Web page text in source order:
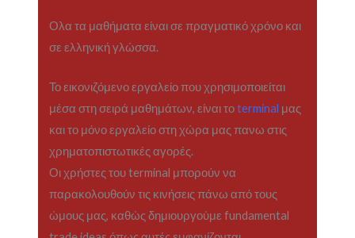
Ολα τα μαθήματα είναι σε πραγματικό χρόνο και
σε ελληνική γλώσσα.
Το εικονιζόμενο εργαλείο που χρησιμοποιείται
μέσα στη σειρά μαθημάτων, είναι τοterminal μας
και το μόνο εργαλείο στη χώρα μας πανω στις
χρηματοπιστωτικές αγορές.
Οι χρήστες του terminal μπορούν να
παρακολουθούν τις κινήσεις πάνω από τους
ώμους μας, καθώς δημιουργούμε fundamental